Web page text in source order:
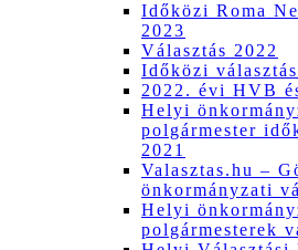
Időközi Roma
2023
Választás 2022
Időközi
2022. évi HVB
Helyi
polgármester
2021
Valasztas.hu –
önkormányzati
Helyi
polgármesterek